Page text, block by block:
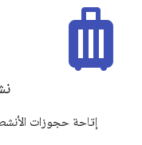
luggage
إتاحة حجوزات